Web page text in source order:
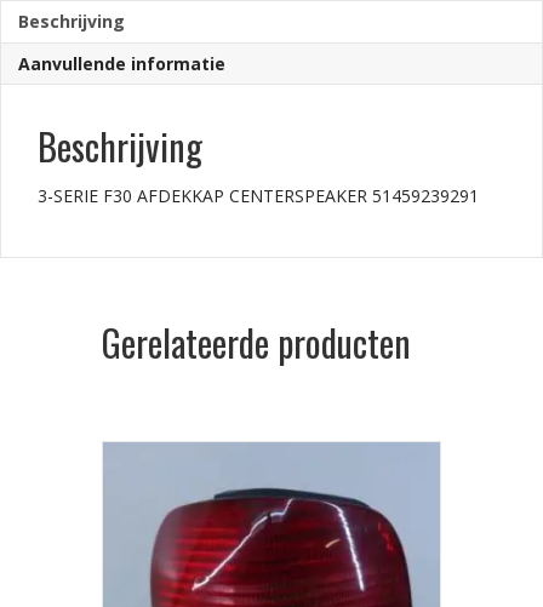
aantal
Beschrijving
Aanvullende informatie
Beschrijving
3-SERIE F30 AFDEKKAP CENTERSPEAKER 51459239291
Gerelateerde producten